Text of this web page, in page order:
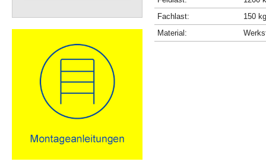
Fachlast:
150 kg
Material: